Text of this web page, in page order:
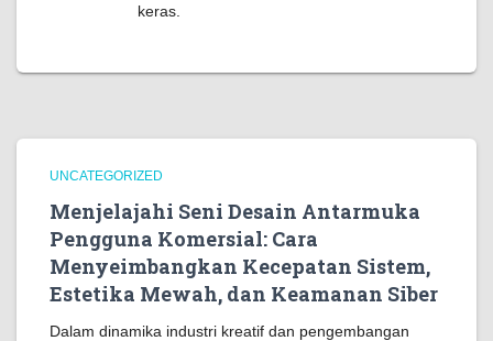
keras.
UNCATEGORIZED
Menjelajahi Seni Desain Antarmuka
Pengguna Komersial: Cara
Menyeimbangkan Kecepatan Sistem,
Estetika Mewah, dan Keamanan Siber
Dalam dinamika industri kreatif dan pengembangan